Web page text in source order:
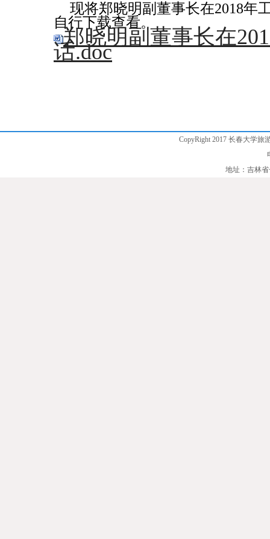
现将郑晓明副董事长在2018年
自行下载查看。
郑晓明副董事长在
话.doc
CopyRight 2017 长春大学旅
地址：吉林